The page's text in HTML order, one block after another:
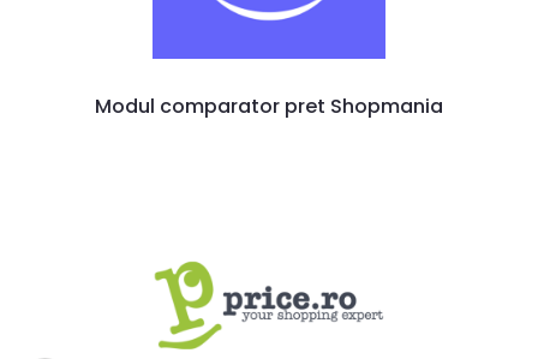
Modul comparator pret Shopmania